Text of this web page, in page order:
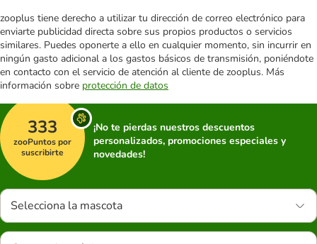
zooplus tiene derecho a utilizar tu dirección de correo electrónico para
enviarte publicidad directa sobre sus propios productos o servicios
similares. Puedes oponerte a ello en cualquier momento, sin incurrir en
ningún gasto adicional a los gastos básicos de transmisión, poniéndote
en contacto con el servicio de atención al cliente de zooplus. Más
información sobre protección de datos
333
zooPuntos por
suscribirte
¡No te pierdas nuestros descuentos
personalizados, promociones especiales y
novedades!
Selecciona la mascota